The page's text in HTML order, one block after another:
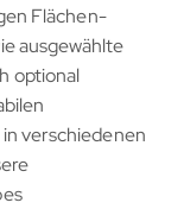
Flächen-
ausgewählte
optional
verschiedenen